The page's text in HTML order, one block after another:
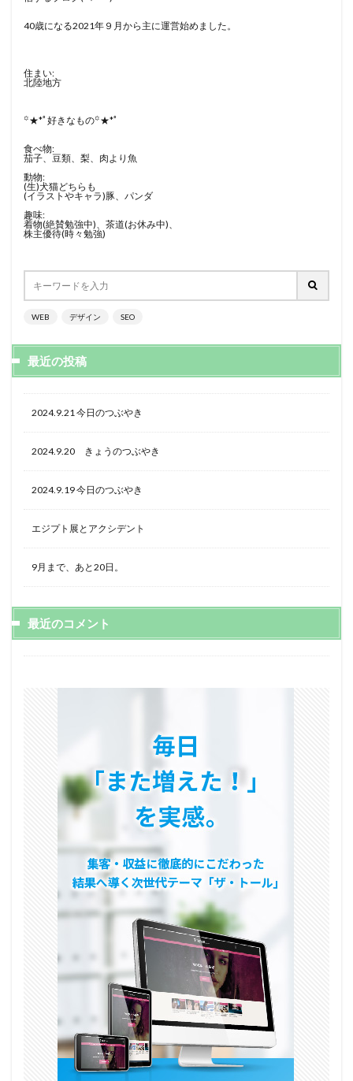
40歳になる2021年９月から主に運営始めました。
住まい:
北陸地方
꙳★*ﾟ好きなもの꙳★*ﾟ
食べ物:
茄子、豆類、梨、肉より魚
動物:
(生)犬猫どちらも
(イラストやキャラ)豚、パンダ
趣味:
着物(絶賛勉強中)、茶道(お休み中)、
株主優待(時々勉強)
WEB デザイン SEO
最近の投稿
2024.9.21 今日のつぶやき
2024.9.20 きょうのつぶやき
2024.9.19 今日のつぶやき
エジプト展とアクシデント
9月まで、あと20日。
最近のコメント